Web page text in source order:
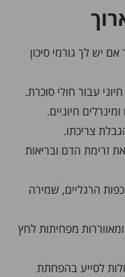
אם יש לך גורמי סיכון
חיוני עבור חולי סוכרת.
חיוניים.
צריכתו.
זרימת הדם ובריאות
הרגליים, שמירה
מפחיתות לחץ
לסייע בהפחתת